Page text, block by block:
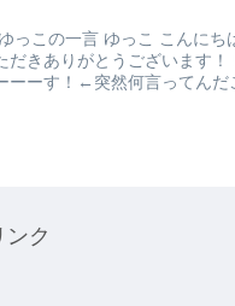
っこの一言 ゆっこ こんにち
だきありがとうございます
ーーす！←突然何言ってんだ
ンク